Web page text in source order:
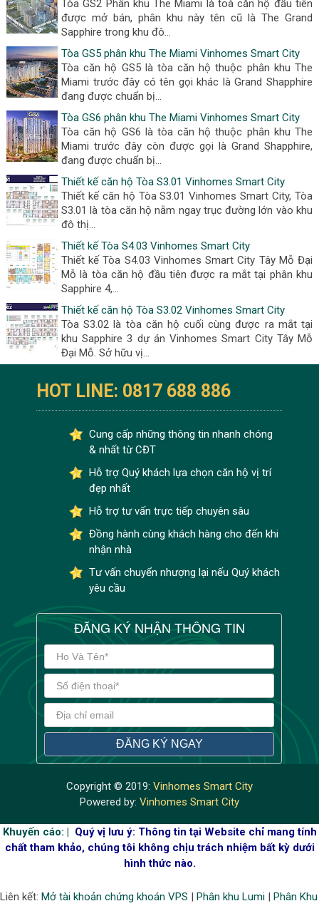
Tòa GS2 Phân khu The Miami là toà căn hộ đầu tiên
được mở bán, phân khu này tên cũ là The Grand
Sapphire trong khu đô...
Tòa GS5 phân khu The Miami Vinhomes Smart City
Tòa căn hộ GS5 là tòa căn hộ thuộc phân khu The
Miami trước đây có tên gọi khác là Grand Shapphire
đang được chuẩn bị...
Tòa GS6 phân khu The Miami Vinhomes Smart City
Tòa căn hộ GS6 là tòa căn hộ thuộc phân khu The
Miami trước đây còn được gọi là Grand Shapphire,
đang được chuẩn bị...
Thiết kế căn hộ Tòa S3.01 Vinhomes Smart City
Thiết kế căn hộ Tòa S3.01 Vinhomes Smart City, Tòa
S3.01 là tòa căn hộ nằm ngay trục đường lớn vào khu
đô thị...
Thiết kế Tòa S4.03 Vinhomes Smart City
Thiết kế Tòa S4.03 Vinhomes Smart City Tây Mỗ Đại
Mỗ là tòa căn hộ đầu tiên được ra mắt tại phân khu
Sapphire 4,...
Thiết kế căn hộ Tòa S3.02 Vinhomes Smart City
Tòa S3.02 là tòa căn hộ cuối cùng được ra mắt tại
khu Sapphire 3 dự án Vinhomes Smart City Tây Mỗ
Đại Mỗ. Sở hữu vị...
HOT LINE: 0817 688 886
Cung cấp những thông tin nhanh chóng
& nhất từ CĐT
Hỗ trợ Quý khách lựa chọn căn hộ vị trí
đẹp nhất
Hỗ trợ tư vấn trực tiếp chuyên sâu
Đồng hành cùng khách hàng cho đến khi
nhận nhà
Tư vấn chuyển nhượng lại nếu Quý khách
yêu cầu
ĐĂNG KÝ NHẬN THÔNG TIN
Copyright © 2019: Vinhomes Smart City
Powered by: Vinhomes Smart City
Khuyến cáo: | Quý vị lưu ý: Thông tin tại Website chỉ mang tính
chất tham khảo, chúng tôi không chịu trách nhiệm bất kỳ dưới
hình thức nào.
Liên kết: Mở tài khoản chứng khoán VPS | Phân khu Lumi | Phân Khu